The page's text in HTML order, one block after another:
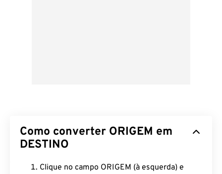
Como converter ORIGEM em
DESTINO
Clique no campo ORIGEM (à esquerda) e